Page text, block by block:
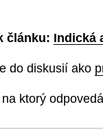
článku: Indická
do diskusií ako
ktorý